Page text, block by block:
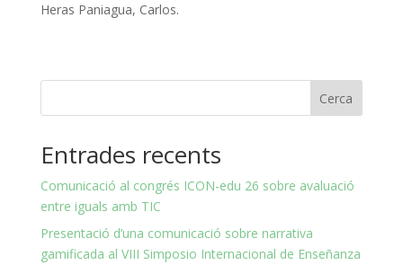
Heras Paniagua, Carlos.
Cerca
Entrades recents
Comunicació al congrés ICON-edu 26 sobre avaluació
entre iguals amb TIC
Presentació d’una comunicació sobre narrativa
gamificada al VIII Simposio Internacional de Enseñanza